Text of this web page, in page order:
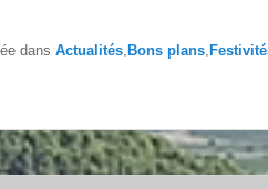
dans Actualités Bons plans